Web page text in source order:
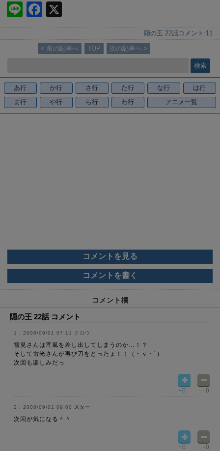
Li
n
e
F
a
c
e
o
o
k
隠の王 22話 コメント:11
< 前の記事へ TOP 次の記事へ >
あ行 か行 さ行 た行 な行
は行
ま行
や行 ら行 わ行 アニメ一覧
コメントを見る
コメントを書く
コメント欄
隠の王 22話 コメント
2008/09/01 07:11 クロウ
雪見さんは宵風を差し出してしまうのか…！？
そして雷光さんが再び刀をとったょ！！（・ｖ・´）
次回も楽しみだっ
+0 -0
2008/09/01 09:00 スター
次回が気になる＾＾
+0 -0